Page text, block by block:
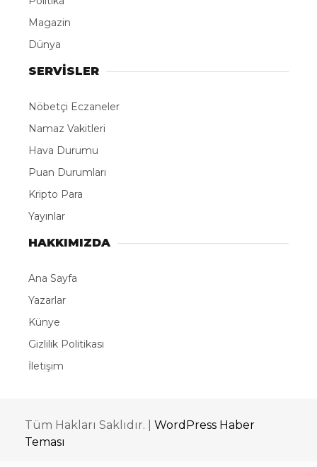
Magazin
Dünya
SERVİSLER
Nöbetçi Eczaneler
Namaz Vakitleri
Hava Durumu
Puan Durumları
Kripto Para
Yayınlar
HAKKIMIZDA
Ana Sayfa
Yazarlar
Künye
Gizlilik Politikası
İletişim
Tüm Hakları Saklıdır. | WordPress Haber
Teması